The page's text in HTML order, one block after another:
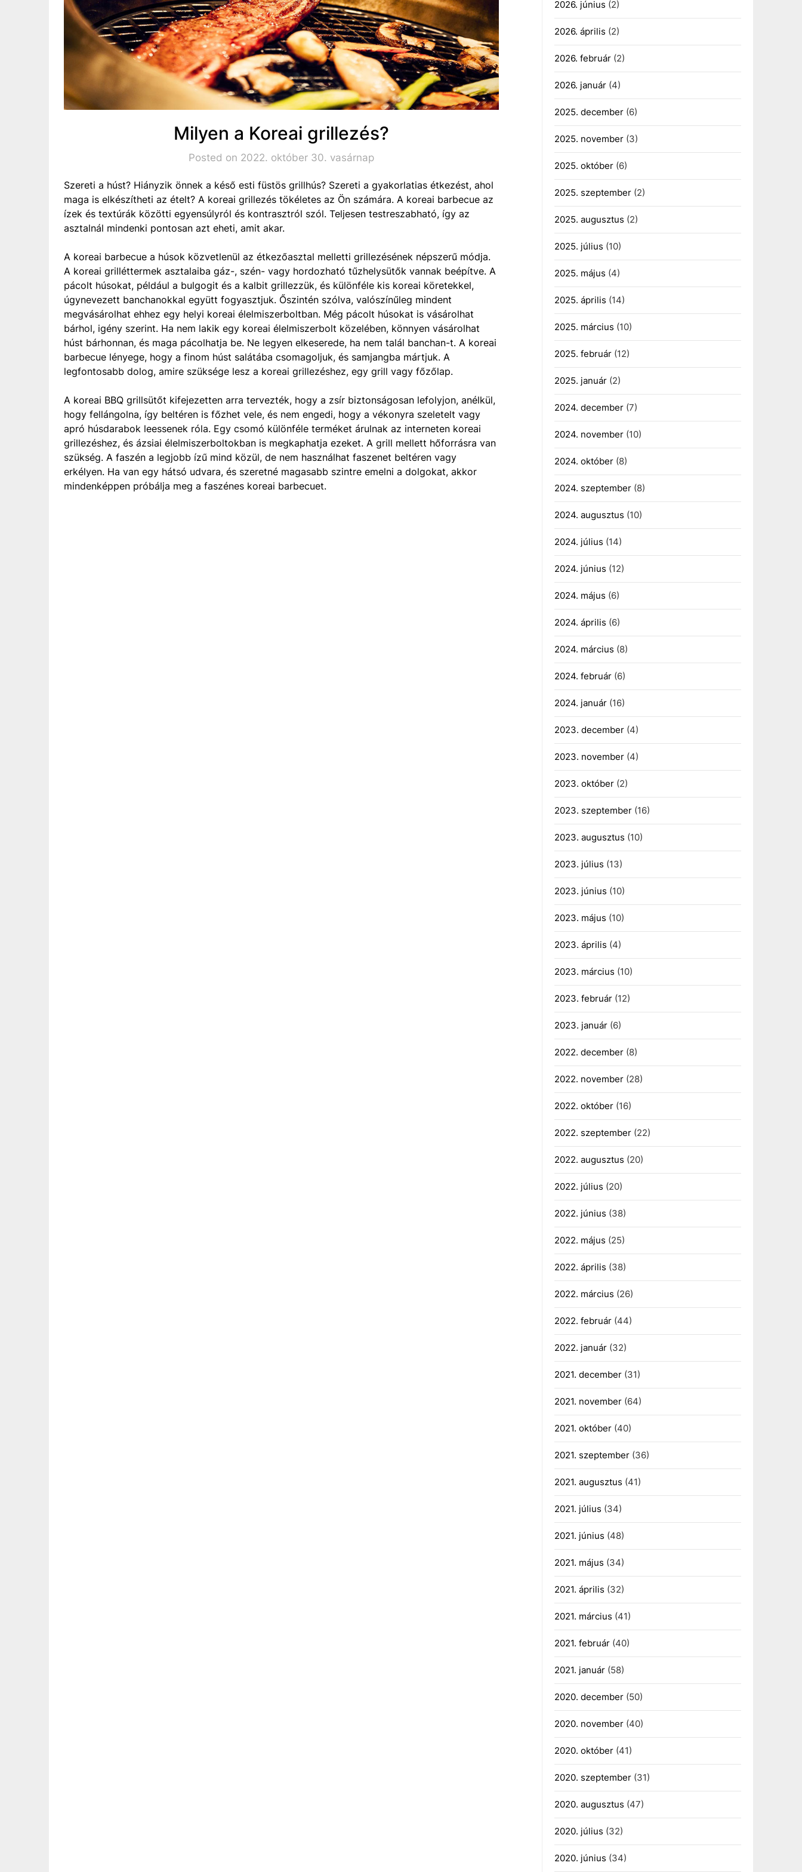
Milyen a Koreai grillezés?
Posted on 2022. október 30. vasárnap
Szereti a húst? Hiányzik önnek a késő esti füstös grillhús? Szereti a gyakorlatias étkezést, ahol
maga is elkészítheti az ételt? A koreai grillezés tökéletes az Ön számára. A koreai barbecue az
ízek és textúrák közötti egyensúlyról és kontrasztról szól. Teljesen testreszabható, így az
asztalnál mindenki pontosan azt eheti, amit akar.
A koreai barbecue a húsok közvetlenül az étkezőasztal melletti grillezésének népszerű módja.
A koreai grilléttermek asztalaiba gáz-, szén- vagy hordozható tűzhelysütők vannak beépítve. A
pácolt húsokat, például a bulgogit és a kalbit grillezzük, és különféle kis koreai köretekkel,
úgynevezett banchanokkal együtt fogyasztjuk. Őszintén szólva, valószínűleg mindent
megvásárolhat ehhez egy helyi koreai élelmiszerboltban. Még pácolt húsokat is vásárolhat
bárhol, igény szerint. Ha nem lakik egy koreai élelmiszerbolt közelében, könnyen vásárolhat
húst bárhonnan, és maga pácolhatja be. Ne legyen elkeserede, ha nem talál banchan-t. A koreai
barbecue lényege, hogy a finom húst salátába csomagoljuk, és samjangba mártjuk. A
legfontosabb dolog, amire szüksége lesz a koreai grillezéshez, egy grill vagy főzőlap.
A koreai BBQ grillsütőt kifejezetten arra tervezték, hogy a zsír biztonságosan lefolyjon, anélkül,
hogy fellángolna, így beltéren is főzhet vele, és nem engedi, hogy a vékonyra szeletelt vagy
apró húsdarabok leessenek róla. Egy csomó különféle terméket árulnak az interneten koreai
grillezéshez, és ázsiai élelmiszerboltokban is megkaphatja ezeket. A grill mellett hőforrásra van
szükség. A faszén a legjobb ízű mind közül, de nem használhat faszenet beltéren vagy
erkélyen. Ha van egy hátsó udvara, és szeretné magasabb szintre emelni a dolgokat, akkor
mindenképpen próbálja meg a faszénes koreai barbecuet.
2026. június (2)
2026. április (2)
2026. február(2)
2026. január(4)
2025. december(6)
2025. november(3)
2025. október(6)
2025. szeptember(2)
2025. augusztus (2)
2025. július (10)
2025. május (4)
2025. április (14)
2025. március (10)
2025. február(12)
2025. január(2)
2024. december(7)
2024. november(10)
2024. október(8)
2024. szeptember(8)
2024. augusztus (10)
2024. július (14)
2024. június (12)
2024. május (6)
2024. április (6)
2024. március (8)
2024. február(6)
2024. január(16)
2023. december(4)
2023. november(4)
2023. október(2)
2023. szeptember(16)
2023. augusztus (10)
2023. július (13)
2023. június (10)
2023. május (10)
2023. április (4)
2023. március (10)
2023. február(12)
2023. január(6)
2022. december(8)
2022. november(28)
2022. október(16)
2022. szeptember(22)
2022. augusztus (20)
2022. július (20)
2022. június (38)
2022. május (25)
2022. április (38)
2022. március (26)
2022. február(44)
2022. január(32)
2021. december(31)
2021. november(64)
2021. október(40)
2021. szeptember(36)
2021. augusztus (41)
2021. július (34)
2021. június (48)
2021. május (34)
2021. április (32)
2021. március (41)
2021. február(40)
2021. január(58)
2020. december(50)
2020. november(40)
2020. október(41)
2020. szeptember(31)
2020. augusztus (47)
2020. július (32)
2020. június (34)